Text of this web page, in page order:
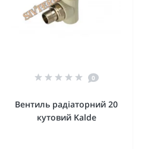
0
Вентиль радіаторний 20
кутовий Kalde